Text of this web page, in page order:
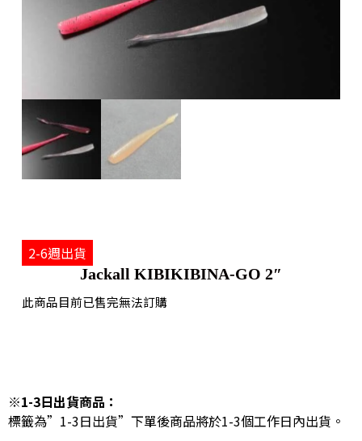
2-6週出貨
Jackall KIBIKIBINA-GO 2″
此商品目前已售完無法訂購
※1-3日出貨商品：
標籤為”1-3日出貨”下單後商品將於1-3個工作日內出貨。